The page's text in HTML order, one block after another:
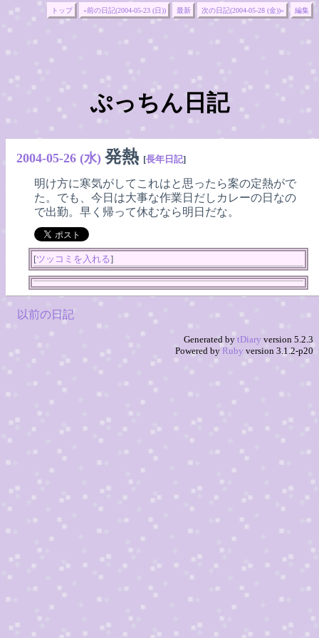
トップ «前の日記(2004-05-23 (日)) 最新 次の日記(2004-05-28 (金))» 編集
ぷっちん日記
2004-05-26 (水) 発熱 [長年日記]
明け方に寒気がしてこれはと思ったら案の定熱がで
た。でも、今日は大事な作業日だしカレーの日なの
で出勤。早く帰って休むなら明日だな。
[ツッコミを入れる]
以前の日記
Generated bytDiary version 5.2.3
Powered byRuby version 3.1.2-p20